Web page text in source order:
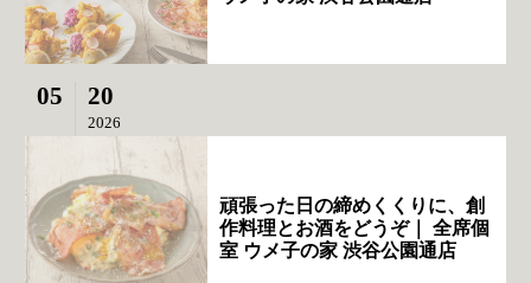
05 20
2026
頑張った日の締めくくりに、創
作料理とお酒をどうぞ｜ 全席個
室 ウメ子の家 渋谷公園通店